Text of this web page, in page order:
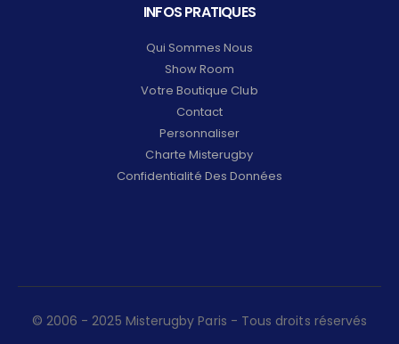
INFOS PRATIQUES
Qui Sommes Nous
Show Room
Votre Boutique Club
Contact
Personnaliser
Charte Misterugby
Confidentialité Des Données
© 2006 - 2025 Misterugby Paris - Tous droits réservés